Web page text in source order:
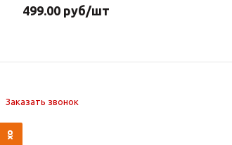
499.00 руб/шт
Заказать звонок